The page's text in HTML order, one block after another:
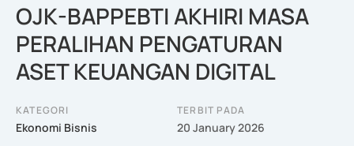
OJK-BAPPEBTI AKHIRI MASA
PERALIHAN PENGATURAN
ASET KEUANGAN DIGITAL
KATEGORI
Ekonomi Bisnis
TERBIT PADA
20 January 2026